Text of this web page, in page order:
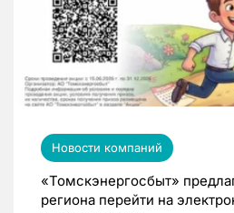
Новости компаний
«Томскэнергосбыт»
региона перейти на